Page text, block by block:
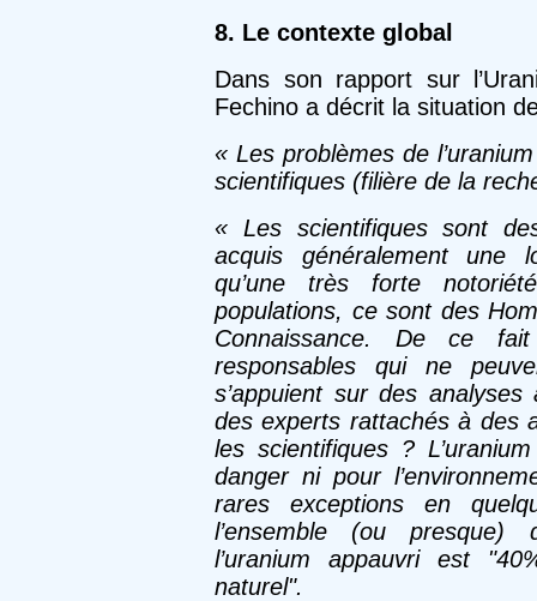
8. Le contexte global
Dans son rapport sur
Fechino a décrit la situation
« Les problèmes de
scientifiques (filière de la
« Les scientifiquessont
acquis généralement une
qu’une très forte
populations, ce sont des
Connaissance. De ce
responsables qui ne
s’appuient sur des
des experts rattachés à des
les scientifiques ?
danger ni pour
rares exceptions en
l’ensemble (ou presque)
l’uranium appauvri est
naturel".